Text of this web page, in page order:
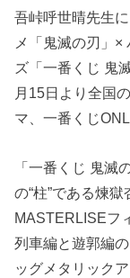
吾峠呼世晴先生
メ「鬼滅の刃」×
ズ「一番くじ 鬼
月15日より全国
マ、一番くじ
「一番くじ 鬼滅
の“柱”である煉󠄁
MASTERLISEフ
列車編と遊郭編
ッグメタリック